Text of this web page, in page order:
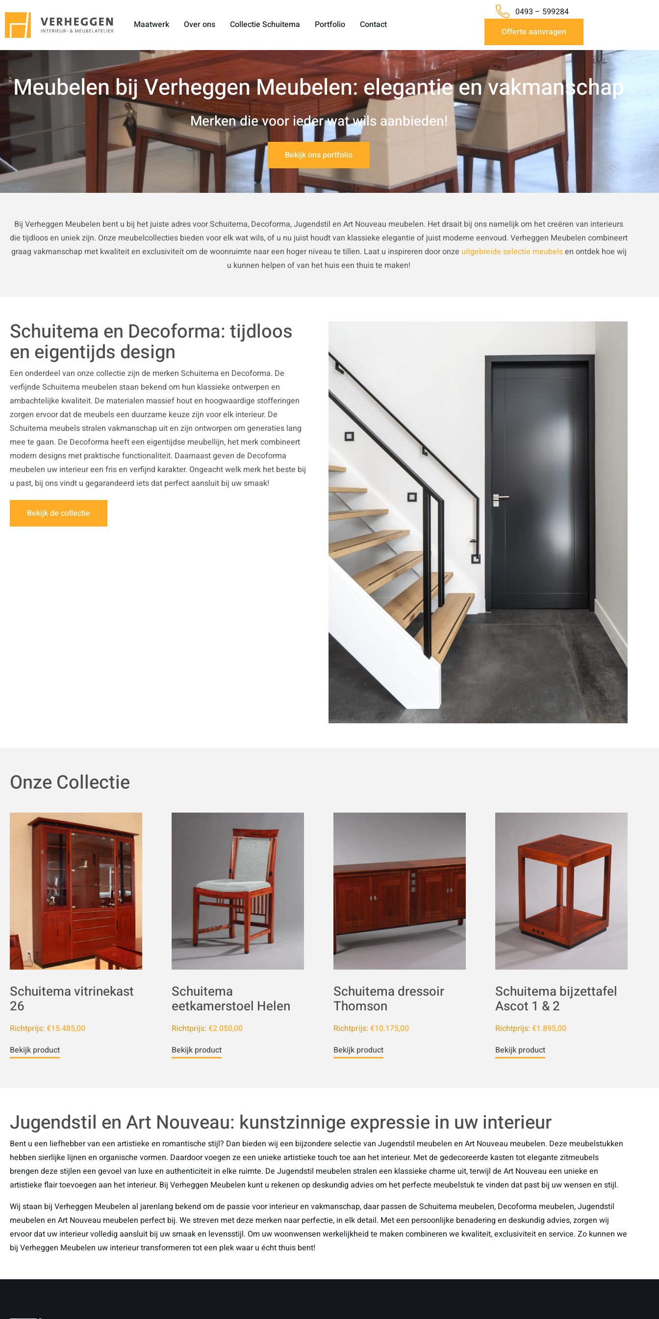
Maatwerk Over ons Collectie Schuitema Portfolio Contact
0493 – 599284
Offerte aanvragen
Meubelen bij Verheggen Meubelen: elegantie en vakmanschap
Merken die voor ieder wat wils aanbieden!
Bekijk ons portfolio
Bij Verheggen Meubelen bent u bij het juiste adres voor Schuitema, Decoforma, Jugendstil en Art Nouveau meubelen. Het draait bij ons namelijk om het creëren van interieurs
die tijdloos en uniek zijn. Onze meubelcollecties bieden voor elk wat wils, of u nu juist houdt van klassieke elegantie of juist moderne eenvoud. Verheggen Meubelen combineert
graag vakmanschap met kwaliteit en exclusiviteit om de woonruimte naar een hoger niveau te tillen. Laat u inspireren door onze uitgebreide selectie meubelsen ontdek hoe wij
u kunnen helpen of van het huis een thuis te maken!
Schuitema en Decoforma: tijdloos
en eigentijds design
Een onderdeel van onze collectie zijn de merken Schuitema en Decoforma. De
verfijnde Schuitema meubelen staan bekend om hun klassieke ontwerpen en
ambachtelijke kwaliteit. De materialen massief hout en hoogwaardige stofferingen
zorgen ervoor dat de meubels een duurzame keuze zijn voor elk interieur. De
Schuitema meubels stralen vakmanschap uit en zijn ontworpen om generaties lang
mee te gaan. De Decoforma heeft een eigentijdse meubellijn, het merk combineert
modern designs met praktische functionaliteit. Daarnaast geven de Decoforma
meubelen uw interieur een fris en verfijnd karakter. Ongeacht welk merk het beste bij
u past, bij ons vindt u gegarandeerd iets dat perfect aansluit bij uw smaak!
Bekijk de collectie
Onze Collectie
Schuitema vitrinekast
26
Richtprijs: €15.485,00
Bekijk product
Schuitema
eetkamerstoel Helen
Richtprijs: €2.050,00
Bekijk product
Schuitema dressoir
Thomson
Richtprijs: €10.175,00
Bekijk product
Schuitema bijzettafel
Ascot 1 & 2
Richtprijs: €1.895,00
Bekijk product
Jugendstil en Art Nouveau: kunstzinnige expressie in uw interieur
Bent u een liefhebber van een artistieke en romantische stijl? Dan bieden wij een bijzondere selectie van Jugendstil meubelen en Art Nouveau meubelen. Deze meubelstukken
hebben sierlijke lijnen en organische vormen. Daardoor voegen ze een unieke artistieke touch toe aan het interieur. Met de gedecoreerde kasten tot elegante zitmeubels
brengen deze stijlen een gevoel van luxe en authenticiteit in elke ruimte. De Jugendstil meubelen stralen een klassieke charme uit, terwijl de Art Nouveau een unieke en
artistieke flair toevoegen aan het interieur. Bij Verheggen Meubelen kunt u rekenen op deskundig advies om het perfecte meubelstuk te vinden dat past bij uw wensen en stijl.
Wij staan bij Verheggen Meubelen al jarenlang bekend om de passie voor interieur en vakmanschap, daar passen de Schuitema meubelen, Decoforma meubelen, Jugendstil
meubelen en Art Nouveau meubelen perfect bij. We streven met deze merken naar perfectie, in elk detail. Met een persoonlijke benadering en deskundig advies, zorgen wij
ervoor dat uw interieur volledig aansluit bij uw smaak en levensstijl. Om uw woonwensen werkelijkheid te maken combineren we kwaliteit, exclusiviteit en service. Zo kunnen we
bij Verheggen Meubelen uw interieur transformeren tot een plek waar u écht thuis bent!